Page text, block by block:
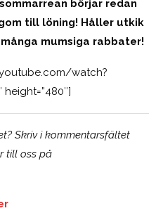
börjar redan
till löning! Håller utkik
mumsiga rabbater!
watch?
height=”480″]
Skriv i kommentarsfältet
till oss på